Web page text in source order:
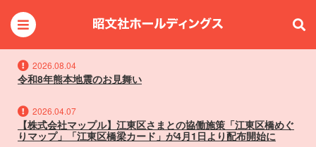
2026.08.04
令和8年熊本地震のお見舞い
2026.04.07
【株式会社マップル】江東区さまとの協働施策「江東区橋めぐ
りマップ」「江東区橋梁カード」が4月1日より配布開始に